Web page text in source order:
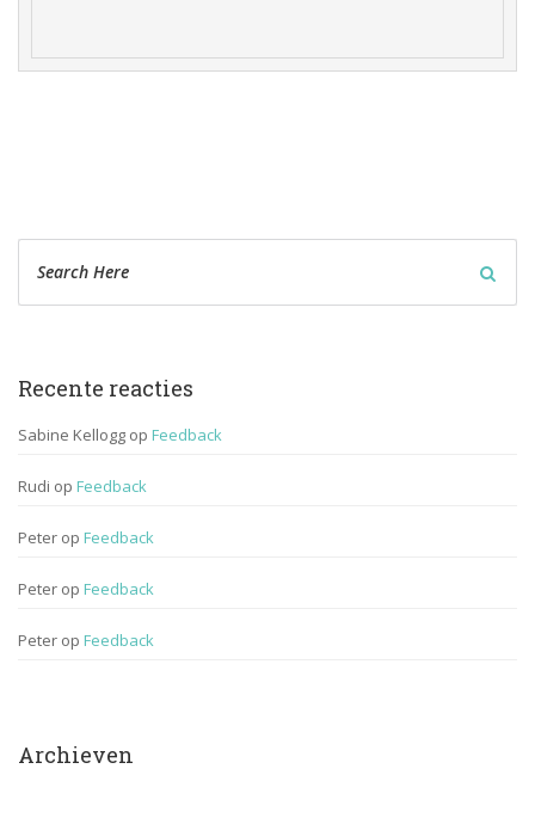
Recente reactie
Sabine Kellogg op Feedback
Rudi op Feedback
Peter op Feedback
Peter op Feedback
Peter op Feedback
Archieven